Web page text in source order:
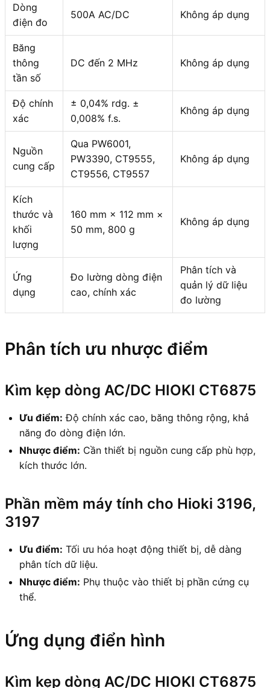
Dòng
điện đo
500A AC/DC Không áp dụng
Băng
thông
tần số
DC đến 2 MHz Không áp dụng
Độ chính
xác
± 0,04% rdg. ±
0,008% f.s.
Không áp dụng
Nguồn
cung cấp
Qua PW6001,
PW3390, CT9555,
CT9556, CT9557
Không áp dụng
Kích
thước và
khối
lượng
160 mm × 112 mm ×
50 mm, 800 g
Không áp dụng
Ứng
dụng
Đo lường dòng điện
cao, chính xác
Phân tích và
quản lý dữ liệu
đo lường
Phân tích ưu nhược điểm
Kìm kẹp dòng AC/DC HIOKI CT6875
Ưu điểm: Độ chính xác cao, băng thông rộng, khả
năng đo dòng điện lớn.
Nhược điểm: Cần thiết bị nguồn cung cấp phù hợp,
kích thước lớn.
Phần mềm máy tính cho Hioki 3196,
3197
Ưu điểm: Tối ưu hóa hoạt động thiết bị, dễ dàng
phân tích dữ liệu.
Nhược điểm: Phụ thuộc vào thiết bị phần cứng cụ
thể.
Ứng dụng điển hình
Kìm kẹp dòng AC/DC HIOKI CT6875